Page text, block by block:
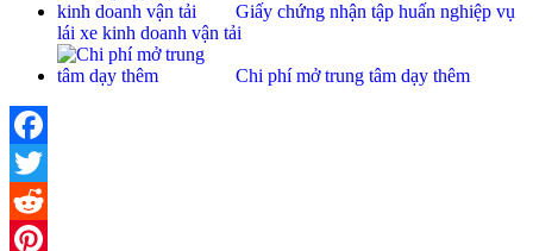
Giấy chứng nhận tập huấn nghiệp vụ
lái xe kinh doanh vận tải
Chi phí mở trung tâm dạy thêm
Facebook
Twitter
Reddit